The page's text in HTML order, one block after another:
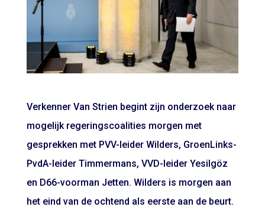
Verkenner Van Strien begint zijn onderzoek naar
mogelijk regeringscoalities morgen met
gesprekken met PVV-leider Wilders, GroenLinks-
PvdA-leider Timmermans, VVD-leider Yesilgöz
en D66-voorman Jetten. Wilders is morgen aan
het eind van de ochtend als eerste aan de beurt.